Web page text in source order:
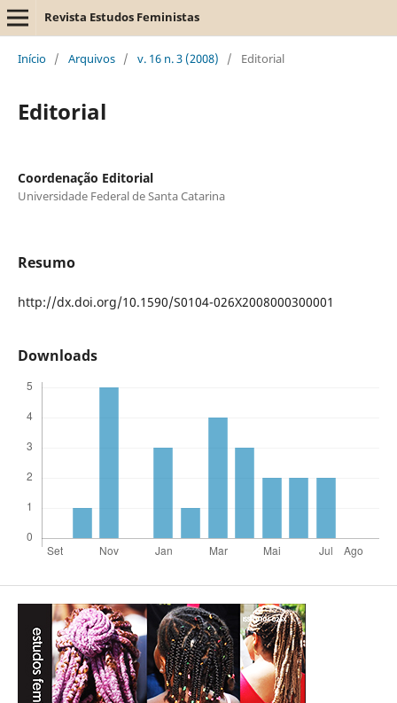
Revista Estudos Feministas
Início / Arquivos / v. 16 n. 3 (2008) / Editorial
Editorial
Coordenação Editorial
Universidade Federal de Santa Catarina
Resumo
http://dx.doi.org/10.1590/S0104-026X2008000300001
Downloads